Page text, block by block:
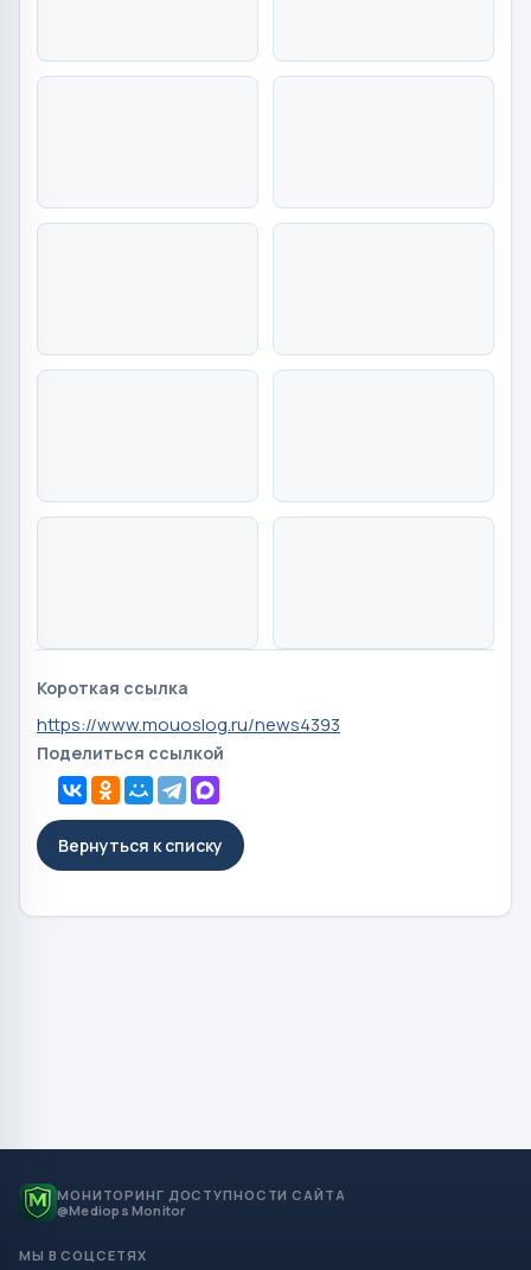
Короткая ссылка
https://www.mouoslog.ru/news4393
Поделиться ссылкой
Вернуться к списку
МОНИТОРИНГ ДОСТУПНОСТИ САЙТА
@Mediops Monitor
МЫ В СОЦСЕТЯХ